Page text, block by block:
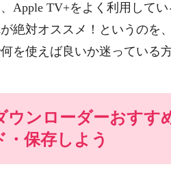
Apple TV+をよく利用して
絶対オススメ！というのを
を使えば良いか迷っている
ウンローダーおすす
保存しよう